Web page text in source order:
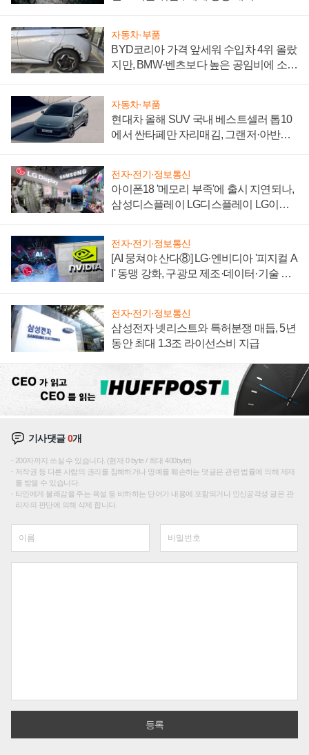
자동차·부품
BYD코리아 가격 앞세워 수입차 4위 올랐
지만, BMW·벤츠보다 높은 공임비에 소비
자동차·부품
현대차 올해 SUV 국내 베스트셀러 톱10
에서 싼타페만 자리매김, 그랜저·아반떼
전자·전기·정보통신
아이폰18 '메모리 부족'에 출시 지연되나,
삼성디스플레이 LG디스플레이 LG이노
전자·전기·정보통신
[AI 뭉쳐야 산다⑧] LG·엔비디아 '피지컬 A
I' 동맹 강화, 구광모 제조·데이터·기술 결
전자·전기·정보통신
삼성전자 넷리스트와 특허분쟁 매듭, 5년
동안 최대 1.3조 라이선스비 지급
기사댓글0개
200자까지 쓰실 수 있습니다. (현재 0 byte / 최대 400byte)
저작권 등 다른 사람의 권리를 침해하거나 명예를 훼손하는 댓글은 관련 법률에 의해 제재
를 받을 수 있습니다.
타인에게 불쾌감을 주는 욕설 등 비하하는 단어가 내용에 포함되거나 인신공격성 글은 관
리자의 판단에 의해 삭제 합니다.